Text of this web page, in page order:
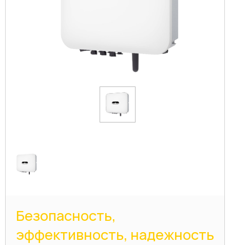
Безопасность,
эффективность, надежность